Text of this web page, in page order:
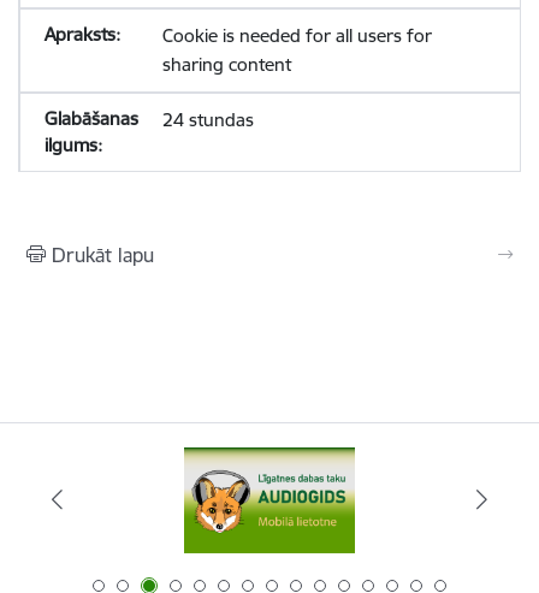
Cookie is needed for all users for
sharing content
24 stundas
Drukāt lapu